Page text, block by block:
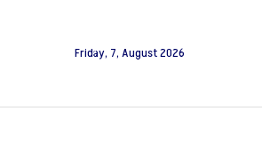
Friday, 7, August 2026